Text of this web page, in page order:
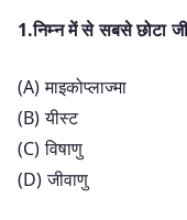
1.निम्न में से सबसे छोटा
(A) माइकोप्लाज्मा
(B) यीस्ट
(C) विषाणु
(D) जीवाणु